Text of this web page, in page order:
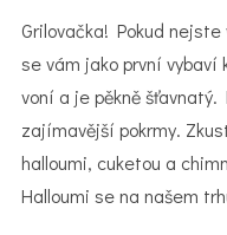
Grilovačka! Pokud
se vám jako první vybaví
voní a je pěkně
zajímavější pokrmy.
halloumi, cuketou a
Halloumi se na našem